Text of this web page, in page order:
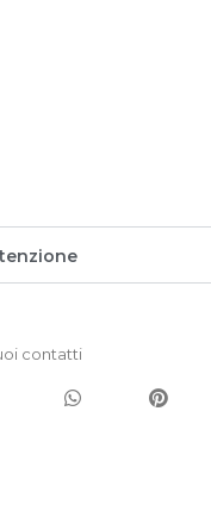
contatti